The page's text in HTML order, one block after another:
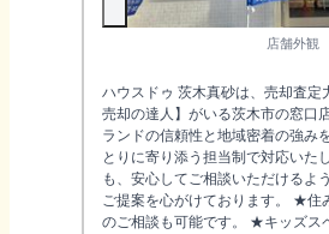
店舗外観
ハウスドゥ 茨木真砂は、売却査定
売却の達人】がいる茨木市の窓口
ランドの信頼性と地域密着の強み
とりに寄り添う担当制で対応いた
も、安心してご相談いただけるよ
ご提案を心がけております。 ★住
のご相談も可能です。 ★キッズス